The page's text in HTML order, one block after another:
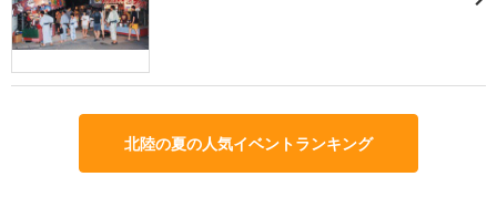
北陸の夏の人気イベントランキング